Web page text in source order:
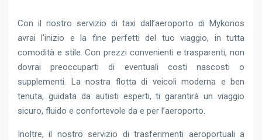
Con il nostro servizio di taxi dall’aeroporto di Mykonos
avrai l’inizio e la fine perfetti del tuo viaggio, in tutta
comodità e stile. Con prezzi convenienti e trasparenti, non
dovrai preoccuparti di eventuali costi nascosti o
supplementi. La nostra flotta di veicoli moderna e ben
tenuta, guidata da autisti esperti, ti garantirà un viaggio
sicuro, fluido e confortevole da e per l’aeroporto.
Inoltre, il nostro servizio di trasferimenti aeroportuali a